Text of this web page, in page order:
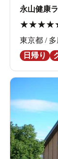
のマークが
1階には
製の体重計
す。
永山健康
★★★★
東京都 /
日帰り